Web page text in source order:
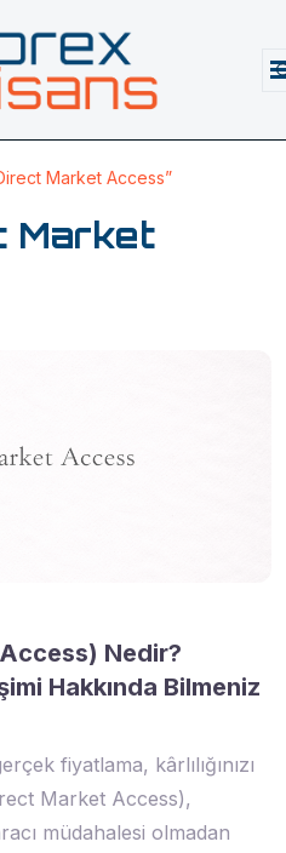
Market Access”
Market
Nedir?
Hakkında Bilmeniz
fiyatlama, kârlılığınızı
Market Access),
müdahalesi olmadan